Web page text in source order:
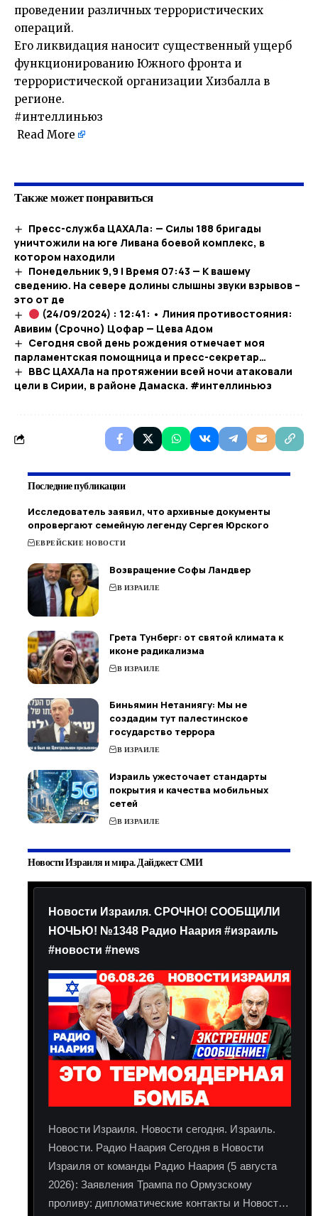
проведении различных террористических
операций.
Его ликвидация наносит существенный ущерб
функционированию Южного фронта и
террористической организации Хизбалла в
регионе.
#интеллиньюз
Read More
Также может понравиться
Пресс-служба ЦАХАЛа: — Силы 188 бригады
уничтожили на юге Ливана боевой комплекс, в
котором находили
Понедельник 9,9 | Время 07:43 — К вашему
сведению. На севере долины слышны звуки взрывов –
это от де
(24/09/2024) : 12:41: • Линия противостояния:
Авивим (Срочно) Цофар — Цева Адом
Сегодня свой день рождения отмечает моя
парламентская помощница и пресс-секретар…
ВВС ЦАХАЛа на протяжении всей ночи атаковали
цели в Сирии, в районе Дамаска. #интеллиньюз
Последние публикации
Исследователь заявил, что архивные документы
опровергают семейную легенду Сергея Юрского
ЕВРЕЙСКИЕ НОВОСТИ
Возвращение Софы Ландвер
В ИЗРАИЛЕ
Грета Тунберг: от святой климата к
иконе радикализма
В ИЗРАИЛЕ
Биньямин Нетаниягу: Мы не
создадим тут палестинское
государство террора
В ИЗРАИЛЕ
Израиль ужесточает стандарты
покрытия и качества мобильных
сетей
В ИЗРАИЛЕ
Новости Израиля и мира. Дайджест СМИ